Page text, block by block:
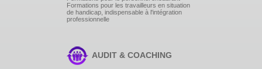
L'ensemble de cette approche se fera à partir de
témoignages vécus par l'intervenant
L'agression à main armée
Phase de gestion psychologique de l'évènement
Phase post évènementielle (relation avec les forces de
Formations pour les travailleurs en situation
de handicap, indispensable à l'intégration
professionnelle
AUDIT & COACHING